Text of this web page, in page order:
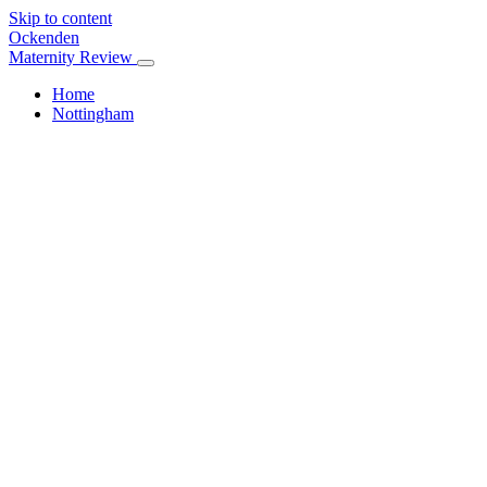
Skip to content
Ockenden
Maternity Review
Home
Nottingham